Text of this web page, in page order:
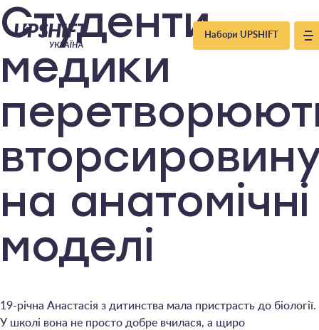
Upshift
–
Україна
Набори UPSHIFT
Студенти-
медики
на анатомічні
моделі
19-річна Анастасія з дитинства мала пристрасть до біології.
У школі вона не просто добре вчилася, а щиро